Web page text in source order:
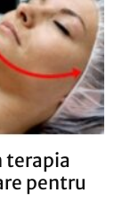
terapia
pentru